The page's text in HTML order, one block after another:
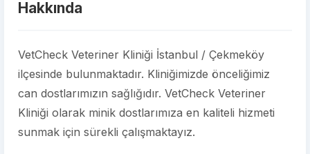
Hakkında
VetCheck Veteriner Kliniği İstanbul / Çekmeköy
ilçesinde bulunmaktadır. Kliniğimizde önceliğimiz
can dostlarımızın sağlığıdır. VetCheck Veteriner
Kliniği olarak minik dostlarımıza en kaliteli hizmeti
sunmak için sürekli çalışmaktayız.